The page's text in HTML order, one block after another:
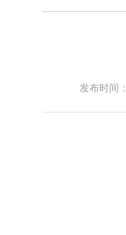
发布时间：